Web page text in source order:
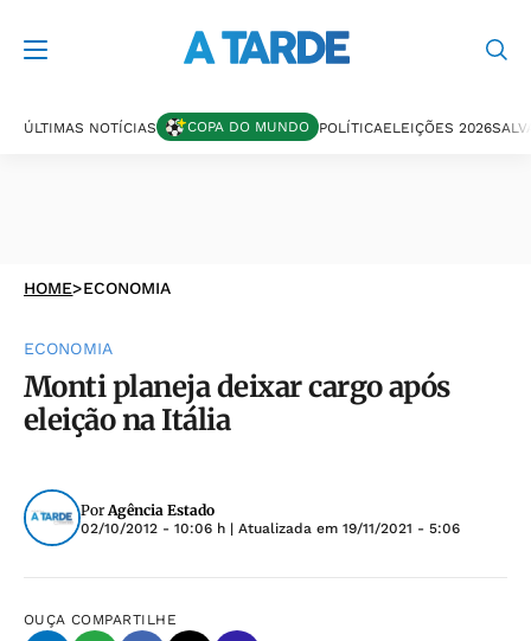
ÚLTIMAS NOTÍCIAS COPA DO MUNDO POLÍTICAELEIÇÕES 2026
HOME>ECONOMIA
ECONOMIA
Monti planeja deixar cargo após
eleição na Itália
PorAgência Estado
02/10/2012 - 10:06 h | Atualizada em 19/11/2021 - 5:06
OUÇA COMPARTILHE